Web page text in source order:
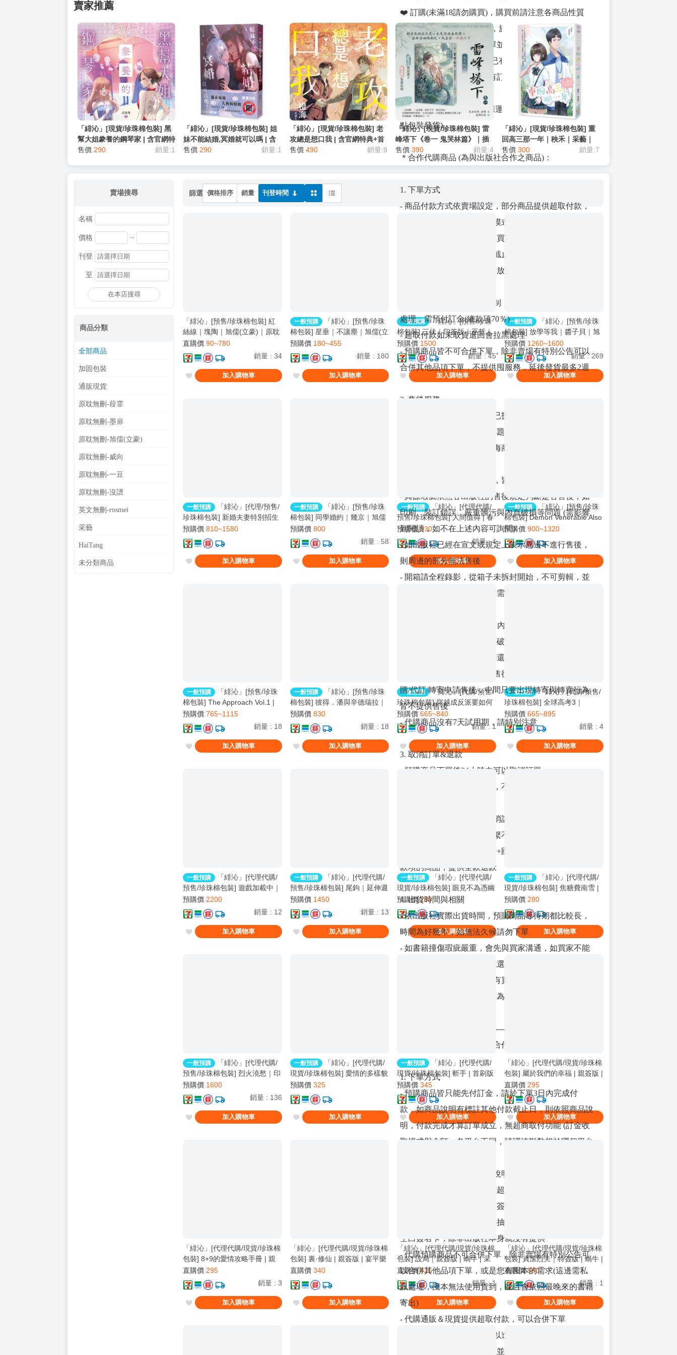
❤️ 訂購(未滿18請勿購買)，購買前請注意各商品性質
❤️ 非出版社更換週邊問題，於到貨通知出貨後要求取
消者，直接全帳號取消訂單並列入黑名單
❤️ 無法遵守賣場規則者與已有交易糾紛者，本賣場有
權利終止與該消費者的所有訂單並拉黑
❤️ 商品金額爲：書款+國際運+平臺手續費+服務費(清
點包裝發貨)
＊合作代購商品 (為與出版社合作之商品)：
1. 下單方式
- 商品付款方式依賣場設定，部分商品提供超取付款，
部分為預付訂金 (訂金收取模式與金額，各平台不同，
請謹慎斟酌想於哪個平台購買)
- 預付訂金付款期限為預售截止日，付款完成才算訂購
完成，如未付款完成，視同放棄訂單 (付款期限依各平
- 超取付款商品設有評價限制，如無法下單請告知賣家
處理，需預付訂金(總款項70％)
- 超取付款如未取貨退回會拉黑處理
- 預購商品皆不可合併下單，除非賣場有特別公告可以
合併其他品項下單，不提供囤服務，延後發貨最多2週
2. 售後服務
- 外觀已明顯瑕疵還拆封與已拆封商品一律不提供退換
（印刷裝訂瑕疵影響閱讀問題不在此列）
- 貨品部分為跨海商品，跨海商品默認有瑕(如撞角)，
- 撞角與髒污如不影響閱讀，皆不進行售後
- 其餘瑕疵依照各出版社的售後規定判斷是否售後，如
印刷、裝訂錯誤、嚴重髒污與內頁破損等問題 (需影響
到閱讀，如不在上述內容可詢問)
- 如出版社已經在宣文或規定上表示周邊不進行售後，
則周邊的部分無法售後
- 開箱請全程錄影，從箱子未拆封開始，不可剪輯，並
拍攝出完整瑕疵部分，同時需要照下清晰的瑕疵照片，
- 售後服務請於收到貨品3日內(含收到日)提出，印刷、
裝訂錯誤、嚴重髒污與內頁破損等問題(需影響到閱讀)
不在此限制時間內，依是否還有瑕疵更換本為準
- 僅提供第一手收貨者申請售後處理，不接受第三方代
購/代訂/轉寄申請售後，中間只要出現轉寄與轉賣行為
皆不提供售後
- 代購商品沒有7天試用期，請特別注意
3. 取消訂單&退款
- 預購商品下單後24小時內可以取消訂單
- 預售截止不提供取消交易，不適用24小時內取消訂單
- 通販＆現貨商品不可以取消訂單
- 如遇到出版社倒閉跑路聯繫不上，出版社已收全款的
商品，僅能退款預收服務費+國際運費，出版社未收取
款項的商品，提供全款退款
4. 出貨時間與相關
- 依出版社實際出貨時間，預購商品等待期都比較長，
時間為好幾年，如無法久候請勿下單
- 如書籍撞傷瑕疵嚴重，會先與買家溝通，如買家不能
接受，會退款處理，都會挑選書況良好的出貨
- 商品準備出貨前會通知所有買家，讓買家進行收貨地
址與收貨人更改，修改期限為收到通知3日內，並於周
------------------------------------------------------------------------
＊一般代購商品 (非出版社合作)：
1. 下單方式
- 預購商品皆只能先付訂金，請於下單3日內完成付
款，如商品說明有標註其他付款截止日，則依照商品說
明，付款完成才算訂單成立，無超商取付功能 (訂金收
取模式與金額，各平台不同，請謹慎斟酌想於哪個平台
- 特簽或限時周邊會於商品說明中寫明收單與付款時
間，請於收單時間內下單，超過時間，請詢問是否還可
以訂購，沒詢問直接下單無簽版本，就會用您選擇的規
格幫您下單，不會販售任合抽特商品，無簽商品一樣有
空白簽名卡，除非出版社本身就沒有提供
- 代購預購商品不可合併下單，除非賣場有特別公告可
以合併其他品項下單，或是您有囤本的需求(這邊需私
訊處理，囤本無法使用貨到，並且會依照最晚來的書籍
寄出)
- 代購通販＆現貨提供超取付款，可以合併下單
- 其餘未在賣場的商品都可以進行詢問，我會向您報
價，可接受再進行賣場開立並下單 (如北美呆鵝通販書
賣家推薦
「緋沁」[現貨/珍珠棉包裝] 黑
幫大姐豢養的鋼琴家 | 含官網特
典+首刷禮 | 武佳栩 | 采藝 | 百
售價 290 銷量:1
「緋沁」[現貨/珍珠棉包裝] 姐
妹不能結婚,冥婚就可以嗎 | 含
官網特典+首刷禮 | 艾沐 | 采藝 |
售價 290 銷量:1
「緋沁」[現貨/珍珠棉包裝] 老
攻總是想口我 | 含官網特典+首
刷禮 | 橙海 | 采藝 | 原耽 | BL
售價 490 銷量:9
「緋沁」[現貨/珍珠棉包裝] 雷
峰塔下《卷一 鬼哭林篇》｜插
頁親簽版 | 尼古拉斯·老謝 | 采
藝 | 言情 | BG
售價 390 銷量:4
「緋沁」[現貨/珍珠棉包裝] 重
回高三那一年｜秧禾｜采藝｜
言情 | BG
售價 300 銷量:7
賣場搜尋
名稱
價格 ~
刊登
至
在本店搜尋
商品分類
全部商品
加固包裝
通販現貨
原耽無刪-葭霏
原耽無刪-墨扉
原耽無刪-旭儒(立豪)
原耽無刪-威向
原耽無刪-一豆
原耽無刪-沒譜
英文無刪-rosmei
采藝
HaiTang
未分類商品
篩選 價格排序 銷量 刊登時間
「緋沁」[預售/珍珠棉包裝] 紅
絲線｜塊陶｜旭儒(立豪)｜原耽
｜無刪｜BL｜0906止
直購價 90~780
銷量 : 34
加入購物車
一般預購 「緋沁」[預售/珍珠
棉包裝] 星垂｜不讓塵｜旭儒(立
豪)｜原耽｜無刪｜BL｜0823止
預購價 180~455
銷量 : 180
加入購物車
一般預購 「緋沁」[預售/珍珠
棉包裝] 三伏｜印簽版｜巫哲｜
一豆｜原耽｜BL｜0804止
預購價 1500
銷量 : 45
加入購物車
一般預購
「緋沁」[預售/珍珠
棉包裝] 放學等我｜醬子貝｜旭
儒(立豪)｜原耽｜無刪｜BL｜
0719止
預購價 1260~1600
銷量 : 269
加入購物車
一般預購 「緋沁」[代理/預售/
珍珠棉包裝] 新婚夫妻特別招生
1+2 | Dokyung｜威向｜漫畫｜
BL｜06/08止
預購價 810~1580
加入購物車
一般預購 「緋沁」[預售/珍珠
棉包裝] 同學婚約｜幾京｜旭儒
(立豪)｜原耽｜無刪｜BL｜
0628止
預購價 800
銷量 : 58
加入購物車
一般預購
「緋沁」[代理代購/
預售/珍珠棉包裝] 人間值得 | 春
風搖｜墨扉文化｜耽美 | BL |
0616截止
預購價 930
銷量 : 4
加入購物車
一般預購
「緋沁」[預售/珍珠
棉包裝] Demon Venerable Also
Wants to Know (Vol.02) | 魔尊
也想知道 (Vol. 2) | 英文版 | 青
色羽翼 | HaiTangBooks | 原耽 |
BL | 0603止
預購價 900~1320
加入購物車
一般預購 「緋沁」[預售/珍珠
棉包裝] The Approach Vol.1 |
從萬米高空降臨 Vol.1 | 英文版 |
左岸 | HaiTangBooks | 原耽 |
BL | 0609止
預購價 765~1115
銷量 : 18
加入購物車
一般預購 「緋沁」[預售/珍珠
棉包裝] 彼得．潘與辛德瑞拉｜
限定版｜徐徐圖之｜葭霏｜原耽
｜無刪｜BL
預購價 830
銷量 : 18
加入購物車
一般預購 「緋沁」[代購/預售/
珍珠棉包裝] 穿越成反派要如何
活命3 | How To Survive As A
Villain Vol.03 | 英文版 | 依伊以
翼 | Rosmei | 原耽 | BL
預購價 665~840
銷量 : 1
加入購物車
一般預購 「緋沁」[代購/預售/
珍珠棉包裝] 全球高考3｜
GLOBAL EXAMINATION VOL.
3｜英文版｜木蘇里｜rosmei｜
原耽｜無刪｜BL
預購價 665~895
銷量 : 4
加入購物車
免
運
一般預購 「緋沁」[代理代購/
預售/珍珠棉包裝] 遊戲加載中｜
限定版｜龍柒｜葭霏｜原耽｜無
刪｜BL
預購價 2200
銷量 : 12
加入購物車
一般預購 「緋沁」[代理代購/
預售/珍珠棉包裝] 尾鉤｜延伸週
邊｜長夜系列｜左岸｜rosmei
｜週邊｜原耽｜BL
預購價 1450
銷量 : 13
加入購物車
一般預購
「緋沁」[代理代購/
現貨/珍珠棉包裝] 眼見不為憑幽
靈船 | 首刷限定版 | 草子信 | 采
藝 | 驚悚推理
預購價 280
加入購物車
一般預購
「緋沁」[代理代購/
現貨/珍珠棉包裝] 焦糖費南雪 |
首刷限定版 | 林三郎豆腐 | 采藝
| 原耽 | BL
預購價 280
加入購物車
一般預購 「緋沁」[代理代購/
預售/珍珠棉包裝] 烈火澆愁｜印
簽版｜priest｜一豆｜原耽｜無
刪｜BL｜0120止
預購價 1600
銷量 : 136
加入購物車
一般預購 「緋沁」[代理代購/
現貨/珍珠棉包裝] 愛情的多樣貌
| 首刷版 | 尼古拉斯·老謝X芙蘿
X武佳栩X秧禾X蝸牛X穀米 | 采
藝 | 愛情
預購價 325
加入購物車
一般預購
「緋沁」[代理代購/
現貨/珍珠棉包裝] 斬手 | 首刷版
| 沙棠 | 采藝 | 驚悚推理
預購價 345
加入購物車
「緋沁」[代理代購/現貨/珍珠棉
包裝] 屬於我們的幸福 | 親簽版 |
李子李/零零人 | 采藝 | 百合 |
GL
直購價 295
加入購物車
「緋沁」[代理代購/現貨/珍珠棉
包裝] 8+9的愛情攻略手冊 | 親
簽版 | 穀米 | 采藝 | 原耽 | BL
直購價 295
銷量 : 3
加入購物車
「緋沁」[代理代購/現貨/珍珠棉
包裝] 裏·修仙 | 親簽版 | 宴平樂
| 采藝 | 奇幻冒險
直購價 340
加入購物車
「緋沁」[代理代購/現貨/珍珠棉
包裝] 設局｜親簽版 | 蝸牛 | 采
藝 | 言情 | BG
直購價 415
銷量 : 1
加入購物車
「緋沁」[代理代購/現貨/珍珠棉
包裝] 貞潔烈夫｜特簽版 | 蝸牛 |
采藝 | 言情 | BG
直購價 580
銷量 : 1
加入購物車